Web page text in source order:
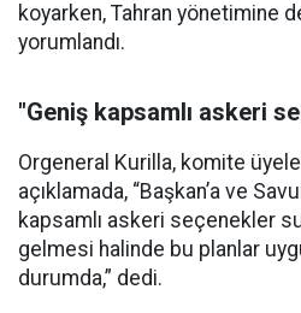
koyarken, Tahran yönetimine
yorumlandı.
"Geniş kapsamlı askeri
Orgeneral Kurilla, komite
açıklamada, “Başkan’a ve
kapsamlı askeri seçenekler
gelmesi halinde bu planlar
durumda,” dedi.